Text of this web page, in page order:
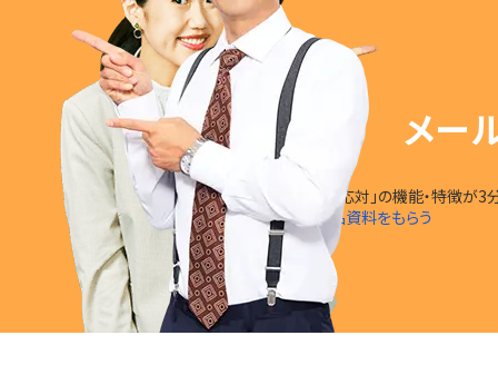
メー
「楽楽自動応対」の機能・特徴が3
無料で製品資料をもらう